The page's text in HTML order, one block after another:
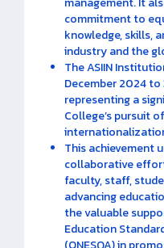
commitment to
knowledge, skills,
industry and the
The ASIIN
December 2024 to
representing a
College’s pursuit
This achievement
collaborative
faculty, staff,
advancing
the valuable
Education